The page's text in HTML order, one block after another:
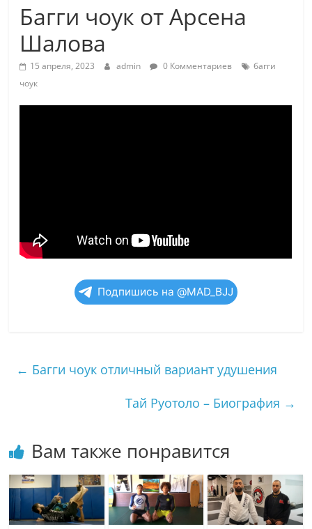
Багги чоук от Арсена
Шалова
15 апреля, 2023 admin 0 Комментариев
багги
чоук
Подпишись на @MAD_BJJ
← Багги чоук отличный вариант удушения
Тай Руотоло – Биография →
Вам также понравится